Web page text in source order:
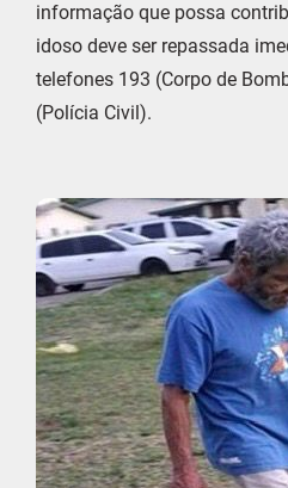
informação que possa
idoso deve ser repassada
telefones 193 (Corpo de
(Polícia Civil).